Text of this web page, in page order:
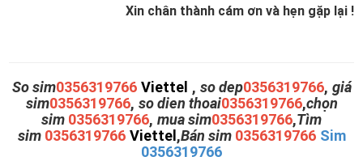
Xin chân thành cám ơn và hẹn gặp lại !
So sim0356319766 Viettel , so dep0356319766, giá
sim0356319766, so dien thoai0356319766,chọn
sim 0356319766, mua sim0356319766,Tìm
sim 0356319766 Viettel,Bán sim 0356319766 Sim
0356319766